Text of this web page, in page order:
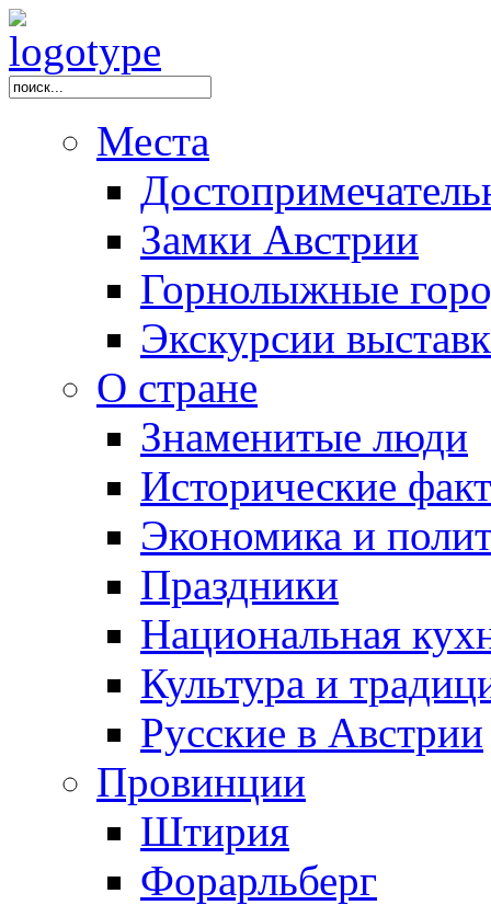
Места
Замки Австрии
Горнолыжные
Экскурсии
О стране
Знаменитые люди
Исторические
Экономика и
Праздники
Национальная
Культура и
Русские в Австрии
Провинции
Штирия
Форарльберг